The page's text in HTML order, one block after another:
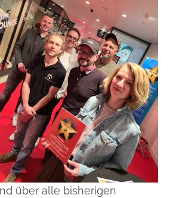
über alle bisherigen